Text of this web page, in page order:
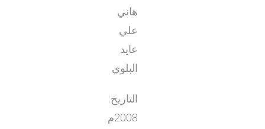
هاني
علي
عايد
البلوي
التاريخ:
2008م